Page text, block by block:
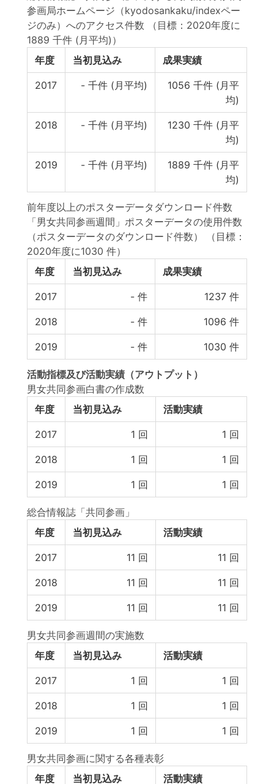
参画局ホームページ（kyodosankaku/indexペー
ジのみ）へのアクセス件数
（目標：2020年度に
1889 千件 (月平均)）
年度
当初見込み 成果実績
2017 - 千件 (月平均) 1056 千件 (月平
均)
2018 - 千件 (月平均) 1230 千件 (月平
均)
2019 - 千件 (月平均) 1889 千件 (月平
均)
前年度以上のポスターデータダウンロード件数
「男女共同参画週間」ポスターデータの使用件数
（ポスターデータのダウンロード件数）
（目標：
2020年度に1030 件）
年度
当初見込み 成果実績
2017 - 件 1237 件
2018 - 件 1096 件
2019 - 件 1030 件
活動指標及び活動実績 （アウトプット）
男女共同参画白書の作成数
年度
当初見込み 活動実績
2017 1 回 1 回
2018 1 回 1 回
2019 1 回 1 回
総合情報誌「共同参画」
年度
当初見込み 活動実績
2017 11 回 11 回
2018 11 回 11 回
2019 11 回 11 回
男女共同参画週間の実施数
年度
当初見込み 活動実績
2017 1 回 1 回
2018 1 回 1 回
2019 1 回 1 回
男女共同参画に関する各種表彰
年度
当初見込み 活動実績